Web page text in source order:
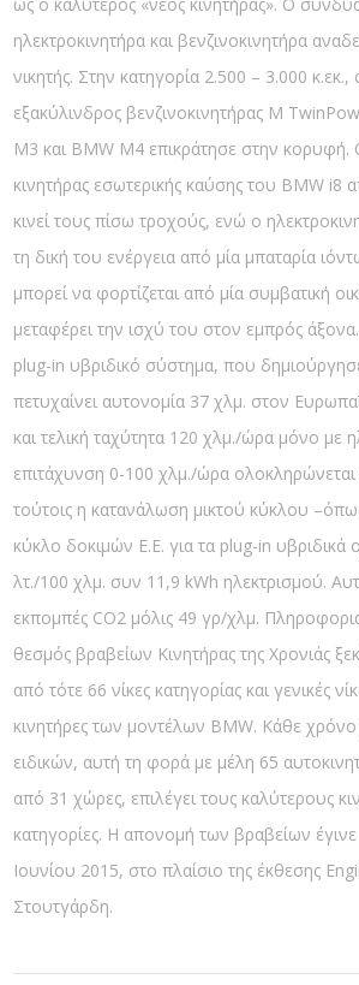
ηλεκτροκινητήρα και βενζινοκινητήρα
νικητής. Στην κατηγορία 2.500 – 3.000 κ.εκ.,
εξακύλινδρος βενζινοκινητήρας M
M3 και BMW M4 επικράτησε στην κορυφή.
κινητήρας εσωτερικής καύσης του BMW i8
κινεί τους πίσω τροχούς, ενώ ο
τη δική του ενέργεια από μία μπαταρία
μπορεί να φορτίζεται από μία συμβατική
μεταφέρει την ισχύ του στον εμπρός
plug-in υβριδικό σύστημα, που
πετυχαίνει αυτονομία 37 χλμ. στον
και τελική ταχύτητα 120 χλμ./ώρα μόνο με
επιτάχυνση 0-100 χλμ./ώρα
τούτοις η κατανάλωση μικτού κύκλου
κύκλο δοκιμών Ε.Ε. για τα plug-in υβριδικά
λτ./100 χλμ. συν 11,9 kWh ηλεκτρισμού.
εκπομπές CO2 μόλις 49 γρ/χλμ.
θεσμός βραβείων Κινητήρας της Χρονιάς
από τότε 66 νίκες κατηγορίας και γενικές
κινητήρες των μοντέλων BMW. Κάθε χρόνο
ειδικών, αυτή τη φορά με μέλη 65
από 31 χώρες, επιλέγει τους καλύτερους
κατηγορίες. Η απονομή των βραβείων
Ιουνίου 2015, στο πλαίσιο της έκθεσης
Στουτγάρδη.